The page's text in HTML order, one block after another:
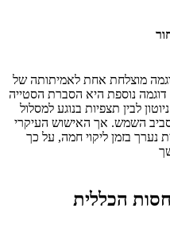
מוצלחת אחת לאמיתותה של
נוספת היא הסברת הסטייה
לבין תצפיות בנוגע למסלול
השמש. אך האישוש העיקרי
נערך בזמן ליקוי חמה, על כך
הכללית